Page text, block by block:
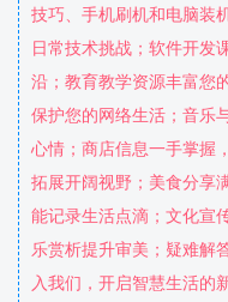
技巧、手机刷机和电脑装
日常技术挑战；软件开发
沿；教育教学资源丰富您
保护您的网络生活；音乐
心情；商店信息一手掌握
拓展开阔视野；美食分享
能记录生活点滴；文化宣
乐赏析提升审美；疑难解
入我们，开启智慧生活的